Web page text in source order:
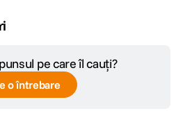
pe care îl cauți?
o întrebare